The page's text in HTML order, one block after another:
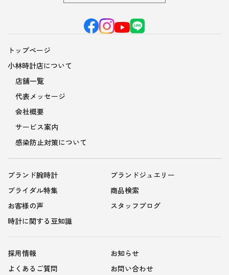
トップページ
小林時計店について
店舗一覧
代表メッセージ
会社概要
サービス案内
感染防止対策について
ブランド腕時計
ブランドジュエリー
ブライダル特集
商品検索
お客様の声
スタッフブログ
時計に関する豆知識
採用情報
お知らせ
よくあるご質問
お問い合わせ